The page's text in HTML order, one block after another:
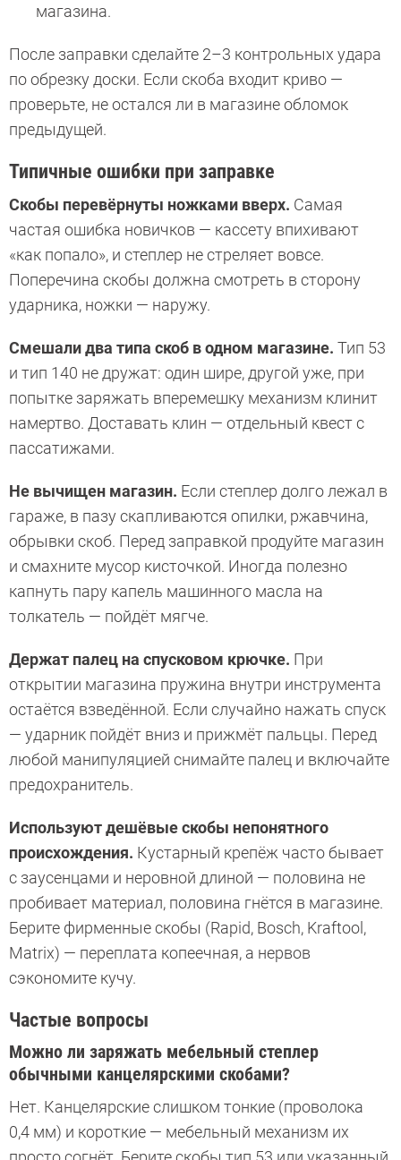
магазина.
После заправки сделайте 2–3 контрольных удара
по обрезку доски. Если скоба входит криво —
проверьте, не остался ли в магазине обломок
предыдущей.
Типичные ошибки при заправке
Скобы перевёрнуты ножками вверх. Самая
частая ошибка новичков — кассету впихивают
«как попало», и степлер не стреляет вовсе.
Поперечина скобы должна смотреть в сторону
ударника, ножки — наружу.
Смешали два типа скоб в одном магазине. Тип 53
и тип 140 не дружат: один шире, другой уже, при
попытке заряжать вперемешку механизм клинит
намертво. Доставать клин — отдельный квест с
пассатижами.
Не вычищен магазин. Если степлер долго лежал в
гараже, в пазу скапливаются опилки, ржавчина,
обрывки скоб. Перед заправкой продуйте магазин
и смахните мусор кисточкой. Иногда полезно
капнуть пару капель машинного масла на
толкатель — пойдёт мягче.
Держат палец на спусковом крючке. При
открытии магазина пружина внутри инструмента
остаётся взведённой. Если случайно нажать спуск
— ударник пойдёт вниз и прижмёт пальцы. Перед
любой манипуляцией снимайте палец и включайте
предохранитель.
Используют дешёвые скобы непонятного
происхождения. Кустарный крепёж часто бывает
с заусенцами и неровной длиной — половина не
пробивает материал, половина гнётся в магазине.
Берите фирменные скобы (Rapid, Bosch, Kraftool,
Matrix) — переплата копеечная, а нервов
сэкономите кучу.
Частые вопросы
Можно ли заряжать мебельный степлер
обычными канцелярскими скобами?
Нет. Канцелярские слишком тонкие (проволока
0,4 мм) и короткие — мебельный механизм их